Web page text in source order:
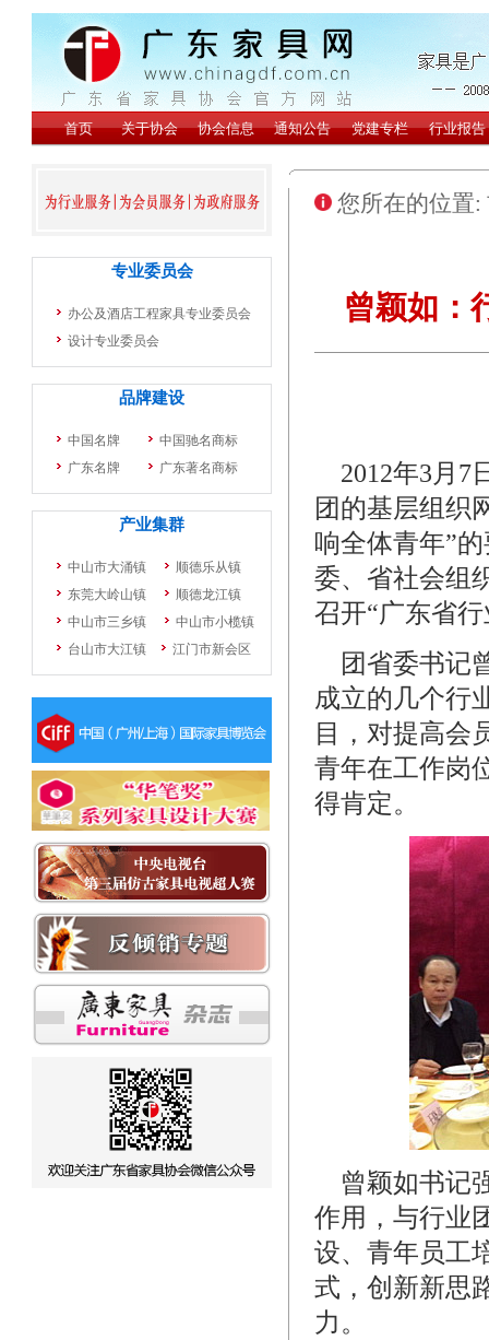
您所在的位置:
曾颖如：
2012年3月7
团的基层组织
响全体青年”
委、省社会组
召开“广东省
团省委书记
成立的几个行
目，对提高会
青年在工作岗
得肯定。
曾颖如书记
作用，与行业
设、青年员工
式，创新新思
力。